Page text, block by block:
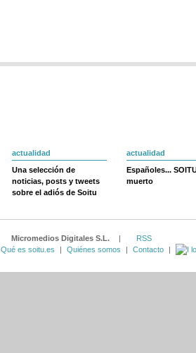
actualidad
Una selección de
noticias, posts y tweets
sobre el adiós de Soitu
actualidad
Españoles...
muerto
Micromedios Digitales S.L. |
RSS
Qué es soitu.es
| Quiénes somos | Contacto |